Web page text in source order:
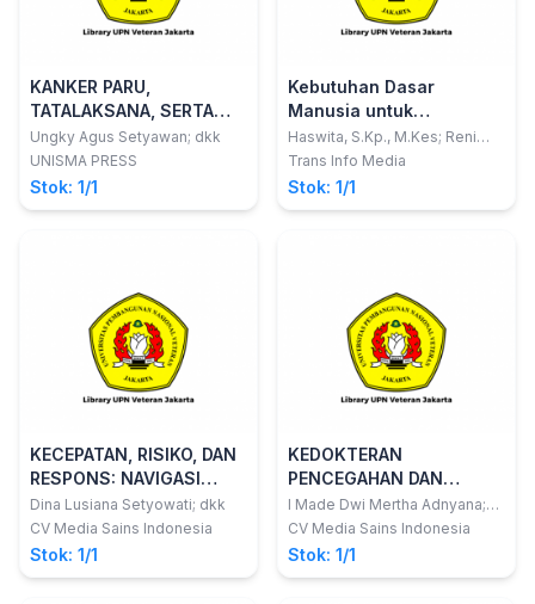
KANKER PARU,
TATALAKSANA, SERTA
EVALUASI RESPON TERAPI
DENGAN RECIST 1.1 &
iRECIST
Ungky Agus Setyawan; dkk
UNISMA PRESS
Stok: 1/1
Kebutuhan Dasar
Manusia untuk
Mahasiswa Keperawatan
dan Kebidanan - Edisi
Revisi
Haswita, S.Kp., M.Kes; Reni
Sulistyowati, S.ST., M.Kes
Trans Info Media
Stok: 1/1
KECEPATAN, RISIKO, DAN
RESPONS: NAVIGASI
KESELAMATAN
BERKENDARA BAGI
MAHASISWA DI ERA
DIGITAL
Dina Lusiana Setyowati; dkk
CV Media Sains Indonesia
Stok: 1/1
KEDOKTERAN
PENCEGAHAN DAN
KOMUNITAS
I Made Dwi Mertha Adnyana;
dkk
CV Media Sains Indonesia
Stok: 1/1